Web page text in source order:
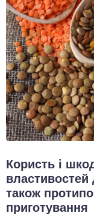
Користь і
також
приготування